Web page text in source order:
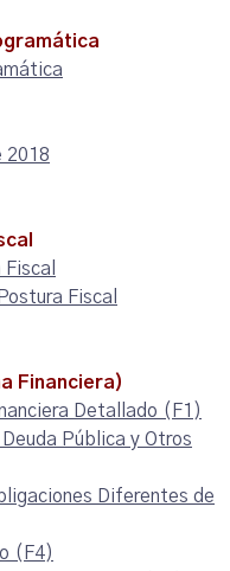
2018
Fiscal
Financiera)
Detallado (F1)
Pública y Otros
Diferentes de
(F4)